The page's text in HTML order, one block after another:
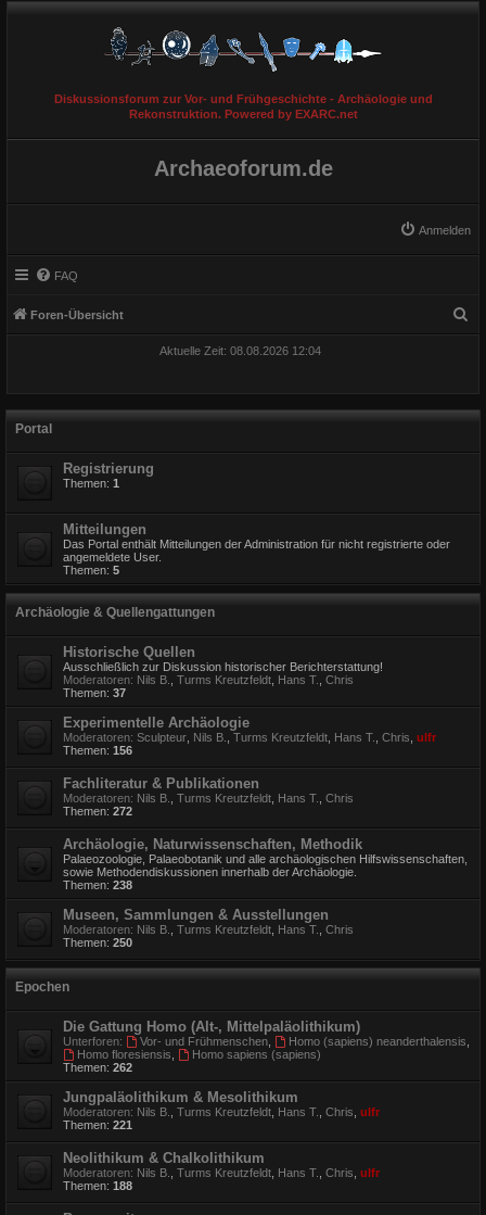
Diskussionsforum zur Vor- und Frühgeschichte - Archäologie und
Rekonstruktion. Powered by EXARC.net
Archaeoforum.de
Anmelden
FAQ
Foren-Übersicht
Aktuelle Zeit: 08.08.2026 12:04
Portal
Registrierung
Themen: 1
Mitteilungen
Das Portal enthält Mitteilungen der Administration für nicht registrierte oder
angemeldete User.
Themen: 5
Archäologie & Quellengattungen
Historische Quellen
Ausschließlich zur Diskussion historischer Berichterstattung!
Moderatoren: Nils B. Turms Kreutzfeldt Hans T.
Chris
Themen: 37
Experimentelle Archäologie
Moderatoren: Sculpteur Nils B. Turms Kreutzfeldt Hans T. Chris ulfr
Themen: 156
Fachliteratur & Publikationen
Moderatoren: Nils B. Turms Kreutzfeldt Hans T.
Chris
Themen: 272
Archäologie, Naturwissenschaften, Methodik
Palaeozoologie, Palaeobotanik und alle archäologischen Hilfswissenschaften,
sowie Methodendiskussionen innerhalb der Archäologie.
Themen: 238
Museen, Sammlungen & Ausstellungen
Moderatoren: Nils B. Turms Kreutzfeldt Hans T.
Chris
Themen: 250
Epochen
Die Gattung Homo (Alt-, Mittelpaläolithikum)
Unterforen: Vor- und Frühmenschen, Homo (sapiens) neanderthalensis
Homo floresiensis
Homo sapiens (sapiens)
Themen: 262
Jungpaläolithikum & Mesolithikum
Moderatoren: Nils B. Turms Kreutzfeldt Hans T. Chris ulfr
Themen: 221
Neolithikum & Chalkolithikum
Moderatoren: Nils B. Turms Kreutzfeldt Hans T. Chris ulfr
Themen: 188